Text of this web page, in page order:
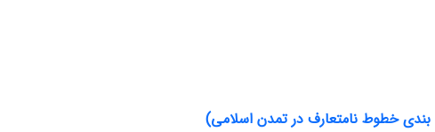
خطوط نامتعارف در تمدن اسلامی)